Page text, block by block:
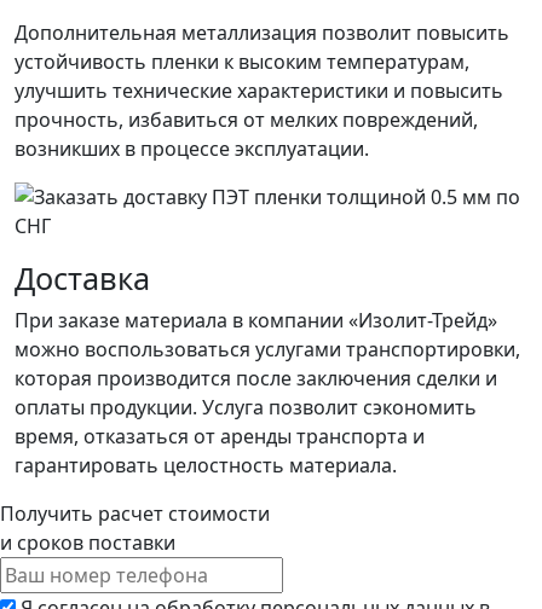
Дополнительная металлизация позволит повысить
устойчивость пленки к высоким температурам,
улучшить технические характеристики и повысить
прочность, избавиться от мелких повреждений,
возникших в процессе эксплуатации.
Доставка
При заказе материала в компании «Изолит-Трейд»
можно воспользоваться услугами транспортировки,
которая производится после заключения сделки и
оплаты продукции. Услуга позволит сэкономить
время, отказаться от аренды транспорта и
гарантировать целостность материала.
Получить расчет стоимости
и сроков поставки